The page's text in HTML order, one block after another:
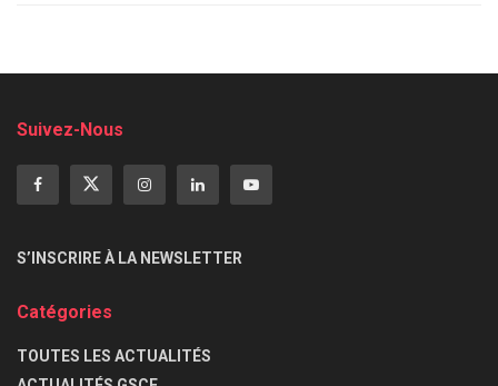
Suivez-Nous
S’INSCRIRE À LA NEWSLETTER
Catégories
TOUTES LES ACTUALITÉS